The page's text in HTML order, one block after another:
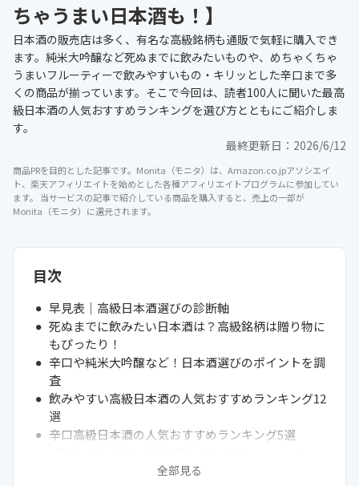
ちゃうまい日本酒も！】
日本酒の販売店は多く、有名な高級銘柄も通販で気軽に購入でき
ます。純米大吟醸など死ぬまでに飲みたいものや、めちゃくちゃ
うまいフルーティーで飲みやすいもの・キリッとした辛口まで多
くの商品が揃っています。そこで今回は、読者100人に聞いた最高
級日本酒の人気おすすめランキングを選び方とともにご紹介しま
す。
最終更新日： 2026/6/12
商品PRを目的とした記事です。Monita（モニタ）は、Amazon.co.jpアソシエイ
ト、楽天アフィリエイトを始めとした各種アフィリエイトプログラムに参加してい
ます。 当サービスの記事で紹介している商品を購入すると、売上の一部が
Monita（モニタ）に還元されます。
目次
早見表｜高級日本酒選びの診断軸
死ぬまでに飲みたい日本酒は？高級銘柄は贈り物に
もぴったり！
辛口や純米大吟醸など！日本酒選びのポイントを調
査
飲みやすい高級日本酒の人気おすすめランキング12
選
辛口高級日本酒の人気おすすめランキング5選
全部見る